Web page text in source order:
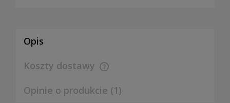
Opis
Koszty dostawy
Cena nie zawiera ewentualnych kosztów płatności
Opinie o produkcie (1)